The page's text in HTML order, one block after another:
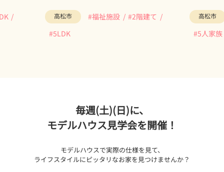
#2階建て 高松市 #2階建て
#4LDK
毎週(土)(日)に、
モデルハウス見学会を開催！
モデルハウスで実際の仕様を見て、
ライフスタイルにピッタリなお家を見つけませんか？